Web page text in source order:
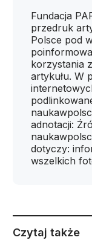
Fundacja
przedruk
Polsce pod
korzystania
artykułu. W
adnotacji:
dotyczy:
wszelkich
Czytaj także